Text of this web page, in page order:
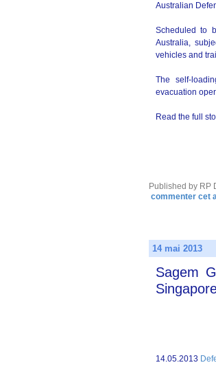
Australian
Scheduled to
Australia,
vehicles and
The self-
evacuation
Read the full
Published by RP
commenter cet
14 mai 2013
Sagem
14.05.2013